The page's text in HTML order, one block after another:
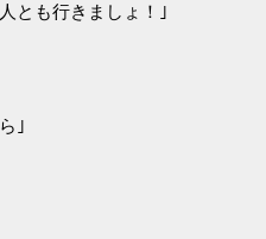
とも行きましょ！｣
｣